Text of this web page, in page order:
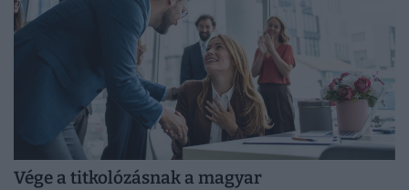
Vége a titkolózásnak a magyar